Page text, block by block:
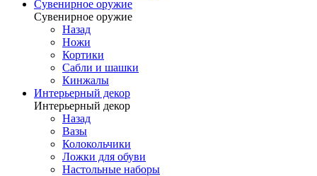
Сувенирное оружие
Сувенирное оружие
Назад
Ножи
Кортики
Сабли и шашки
Кинжалы
Интерьерный декор
Интерьерный декор
Назад
Вазы
Колокольчики
Ложки для обуви
Настольные наборы